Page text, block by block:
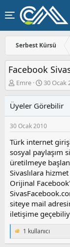
Serbest Kürsü
Facebook
K
o
u
y
u
b
a
ş
l
a
a
n
Emre
B
a
l
a
n
g
ı
ç
t
a
i
h
i
30 Ocak
Üyeler Görebilir
30 Ocak 2010
Türk internet
sosyal paylaşım
üretilmeye
Sivaslılara
Orijinal
siteye mail
iletişime
T
e
1 kullanıcı